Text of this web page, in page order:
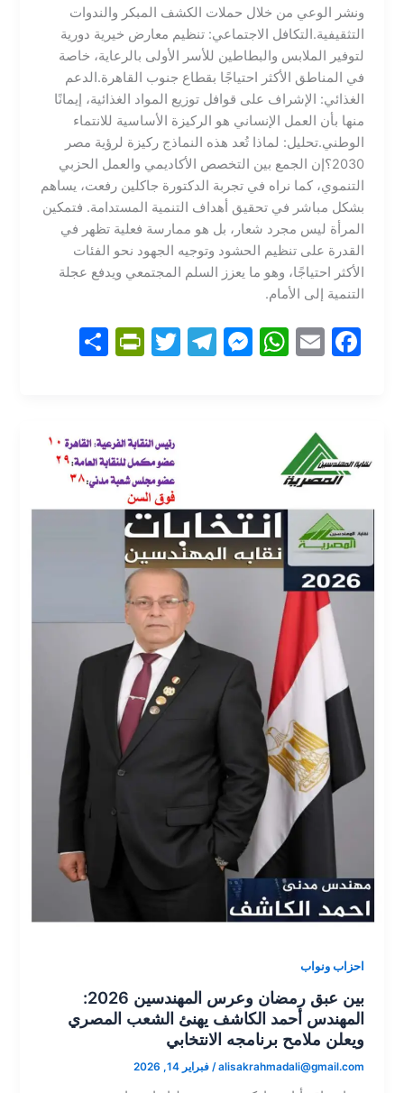
ونشر الوعي من خلال حملات الكشف المبكر والندوات
التثقيفية.​التكافل الاجتماعي: تنظيم معارض خيرية دورية
لتوفير الملابس والبطاطين للأسر الأولى بالرعاية، خاصة
في المناطق الأكثر احتياجًا بقطاع جنوب القاهرة.​الدعم
الغذائي: الإشراف على قوافل توزيع المواد الغذائية، إيمانًا
منها بأن العمل الإنساني هو الركيزة الأساسية للانتماء
الوطني.​تحليل: لماذا تُعد هذه النماذج ركيزة لرؤية مصر
2030؟​إن الجمع بين التخصص الأكاديمي والعمل الحزبي
التنموي، كما نراه في تجربة الدكتورة جاكلين رفعت، يساهم
بشكل مباشر في تحقيق أهداف التنمية المستدامة. فتمكين
المرأة ليس مجرد شعار، بل هو ممارسة فعلية تظهر في
القدرة على تنظيم الحشود وتوجيه الجهود نحو الفئات
الأكثر احتياجًا، وهو ما يعزز السلم المجتمعي ويدفع عجلة
التنمية إلى الأمام.
F
e
b
o
o
k
E
W
p
M
g
er
T
a
m
T
er
Pr
e
n
dl
احزاب ونواب
بين عبق رمضان وعرس المهندسين 2026:
المهندس أحمد الكاشف يهنئ الشعب المصري
ويعلن ملامح برنامجه الانتخابي​
alisakrahmadali@gmail.com
/فبراير 14, 2026